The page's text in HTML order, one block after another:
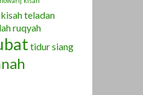
kisah teladan
ruqyah
tidur siang